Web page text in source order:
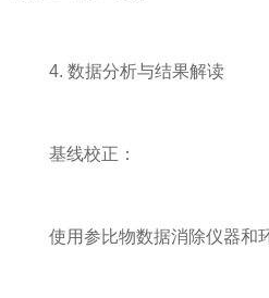
4. 数据分析与结果解读
基线校正：
使用参比物数据消除仪器和环